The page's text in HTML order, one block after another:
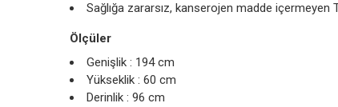
Sağlığa zararsız, kanserojen madde içermeyen
Ölçüler
Genişlik : 194 cm
Yükseklik : 60 cm
Derinlik : 96 cm